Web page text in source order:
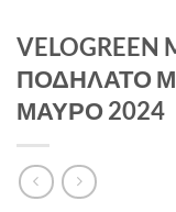
ΠΟΔΗΛΑΤΟ
ΜΑΥΡΟ 2024